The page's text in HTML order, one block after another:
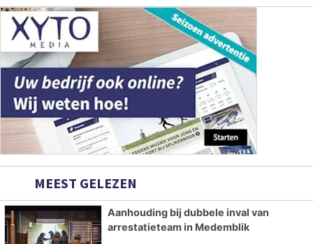
MEEST GELEZEN
Aanhouding bij dubbele inval van
arrestatieteam in Medemblik